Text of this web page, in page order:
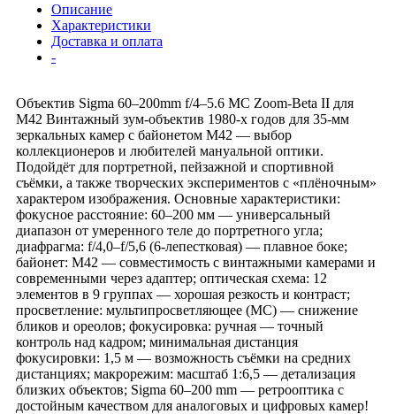
Описание
Характеристики
Доставка и оплата
-
Объектив Sigma 60–200mm f/4–5.6 MC Zoom‑Beta II для
M42 Винтажный зум‑объектив 1980‑х годов для 35‑мм
зеркальных камер с байонетом M42 — выбор
коллекционеров и любителей мануальной оптики.
Подойдёт для портретной, пейзажной и спортивной
съёмки, а также творческих экспериментов с «плёночным»
характером изображения. Основные характеристики:
фокусное расстояние: 60–200 мм — универсальный
диапазон от умеренного теле до портретного угла;
диафрагма: f/4,0–f/5,6 (6‑лепестковая) — плавное боке;
байонет: M42 — совместимость с винтажными камерами и
современными через адаптер; оптическая схема: 12
элементов в 9 группах — хорошая резкость и контраст;
просветление: мультипросветляющее (MC) — снижение
бликов и ореолов; фокусировка: ручная — точный
контроль над кадром; минимальная дистанция
фокусировки: 1,5 м — возможность съёмки на средних
дистанциях; макрорежим: масштаб 1:6,5 — детализация
близких объектов; Sigma 60–200 mm — ретрооптика с
достойным качеством для аналоговых и цифровых камер!